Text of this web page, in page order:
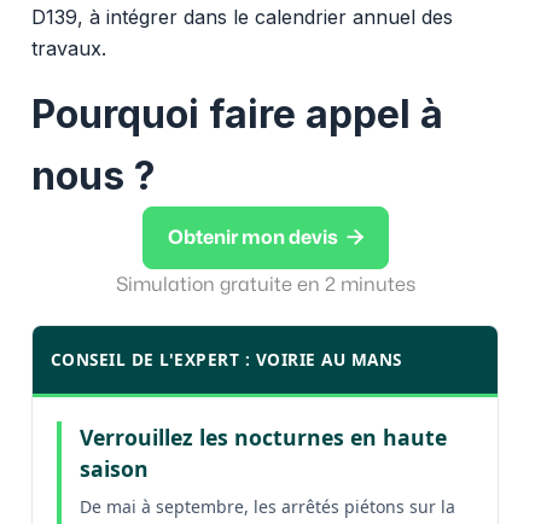
D139, à intégrer dans le calendrier annuel des
travaux.
Pourquoi faire appel à
nous ?
Obtenir mon devis 
Simulation gratuite en 2 minutes
CONSEIL DE L'EXPERT : VOIRIE AU MANS
Verrouillez les nocturnes en haute
saison
De mai à septembre, les arrêtés piétons sur la